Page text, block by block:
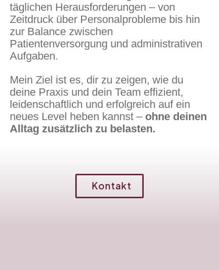
täglichen Herausforderungen – von
Zeitdruck über Personalprobleme bis hin
zur Balance zwischen
Patientenversorgung und administrativen
Aufgaben.
Mein Ziel ist es, dir zu zeigen, wie du
deine Praxis und dein Team effizient,
leidenschaftlich und erfolgreich auf ein
neues Level heben kannst – ohne deinen
Alltag zusätzlich zu belasten.
Kontakt